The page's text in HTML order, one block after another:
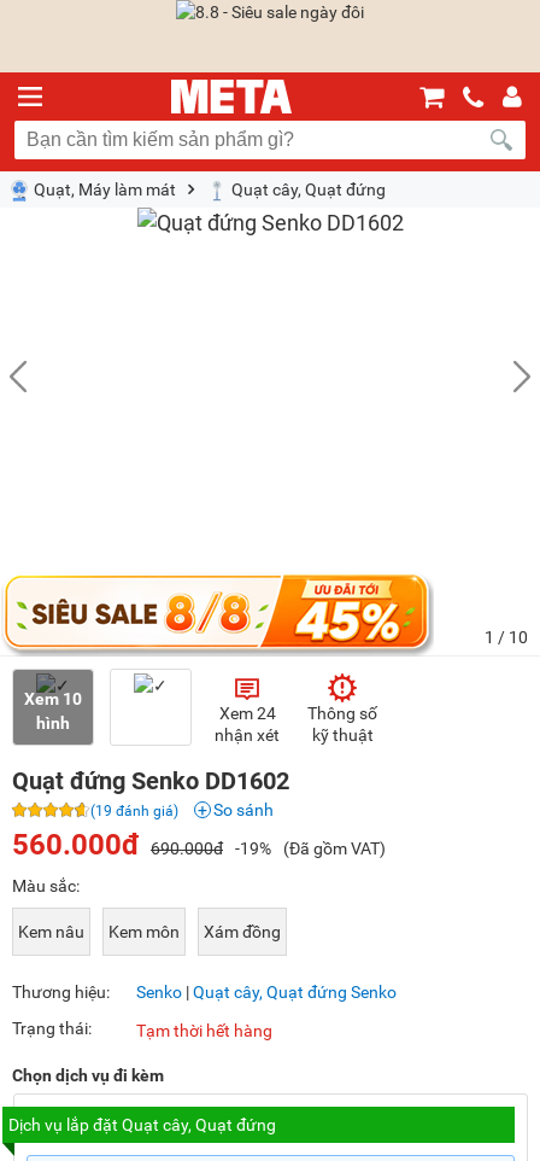
Quạt, Máy làm mát Quạt cây, Quạt đứng
1 / 10
Xem 10
hình
Xem 24
nhận xét
Thông số
kỹ thuật
Quạt đứng Senko DD1602
(19 đánh giá) So sánh
560.000đ 690.000đ -19%
(Đã gồm VAT)
Màu sắc:
Kem nâu Kem môn Xám đồng
Thương hiệu: Senko |Quạt cây, Quạt đứng Senko
Trạng thái:
Tạm thời hết hàng
Chọn dịch vụ đi kèm
Dịch vụ lắp đặt Quạt cây, Quạt đứng